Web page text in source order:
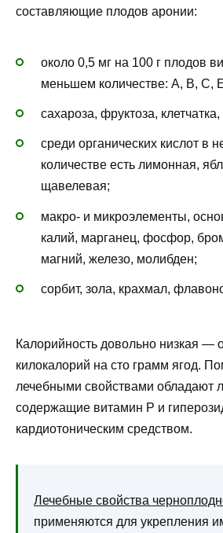
составляющие плодов аронии:
около 0,5 мг на 100 г плодов
меньшем количестве: A, B, C,
сахароза, фруктоза, клетчатка,
среди органических кислот в
количестве есть лимонная,
щавелевая;
макро- и микроэлементы,
калий, марганец, фосфор,
магний, железо, молибден;
сорбит, зола, крахмал,
Калорийность довольно низкая —
килокалорий на сто грамм ягод.
лечебными свойствами обладают
содержащие витамин P и
кардиотоническим средством.
Лечебные свойства
применяются для укрепления